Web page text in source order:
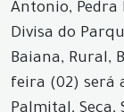
Antonio, Pedra
Divisa do
Baiana, Rural,
feira (02) será